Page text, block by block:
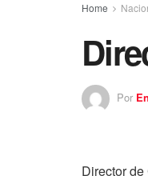
Home
Por
Director